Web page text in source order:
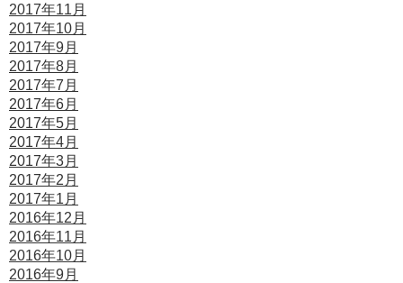
2017年11月
2017年10月
2017年9月
2017年8月
2017年7月
2017年6月
2017年5月
2017年4月
2017年3月
2017年2月
2017年1月
2016年12月
2016年11月
2016年10月
2016年9月